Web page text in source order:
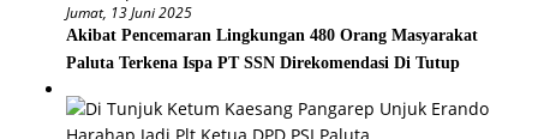
Jumat, 13 Juni 2025
Akibat Pencemaran Lingkungan 480 Orang Masyarakat
Paluta Terkena Ispa PT SSN Direkomendasi Di Tutup